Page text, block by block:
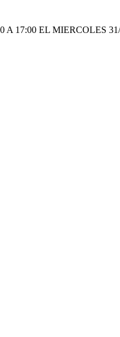
A 17:00 EL MIERCOLES